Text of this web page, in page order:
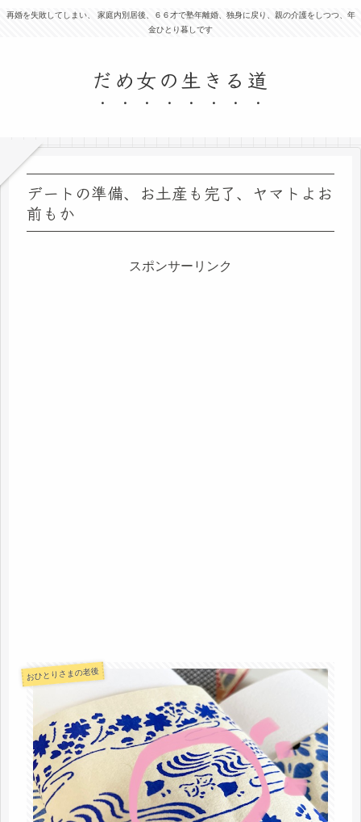
再婚を失敗してしまい、 家庭内別居後、６６才で塾年離婚、独身に戻り、親の介護をしつつ、年
金ひとり暮しです
だめ女の生きる道
デートの準備、お土産も完了、ヤマトよお
前もか
スポンサーリンク
おひとりさまの老後